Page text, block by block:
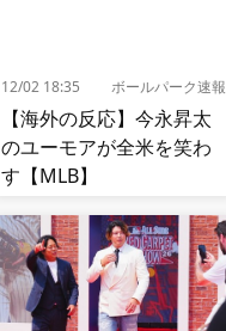
12/02 18:35 ボールパーク速報
【海外の反応】今永昇太
のユーモアが全米を笑わ
す【MLB】